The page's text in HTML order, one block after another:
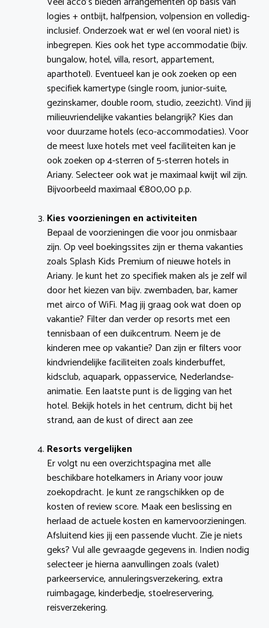
logies + ontbijt, halfpension, volpension en volledig-
inclusief. Onderzoek wat er wel (en vooral niet) is
inbegrepen. Kies ook het type accommodatie (bijv.
bungalow, hotel, villa, resort, appartement,
aparthotel). Eventueel kan je ook zoeken op een
specifiek kamertype (single room, junior-suite,
gezinskamer, double room, studio, zeezicht). Vind jij
milieuvriendelijke vakanties belangrijk? Kies dan
voor duurzame hotels (eco-accommodaties). Voor
de meest luxe hotels met veel faciliteiten kan je
ook zoeken op 4-sterren of 5-sterren hotels in
Ariany. Selecteer ook wat je maximaal kwijt wil zijn.
Bijvoorbeeld maximaal €800,00 p.p.
Kies voorzieningen en activiteiten
Bepaal de voorzieningen die voor jou onmisbaar
zijn. Op veel boekingssites zijn er thema vakanties
zoals Splash Kids Premium of nieuwe hotels in
Ariany. Je kunt het zo specifiek maken als je zelf wil
door het kiezen van bijv. zwembaden, bar, kamer
met airco of WiFi. Mag jij graag ook wat doen op
vakantie? Filter dan verder op resorts met een
tennisbaan of een duikcentrum. Neem je de
kinderen mee op vakantie? Dan zijn er filters voor
kindvriendelijke faciliteiten zoals kinderbuffet,
kidsclub, aquapark, oppasservice, Nederlandse-
animatie. Een laatste punt is de ligging van het
hotel. Bekijk hotels in het centrum, dicht bij het
strand, aan de kust of direct aan zee
Resorts vergelijken
Er volgt nu een overzichtspagina met alle
beschikbare hotelkamers in Ariany voor jouw
zoekopdracht. Je kunt ze rangschikken op de
kosten of review score. Maak een beslissing en
herlaad de actuele kosten en kamervoorzieningen.
Afsluitend kies jij een passende vlucht. Zie je niets
geks? Vul alle gevraagde gegevens in. Indien nodig
selecteer je hierna aanvullingen zoals (valet)
parkeerservice, annuleringsverzekering, extra
ruimbagage, kinderbedje, stoelreservering,
reisverzekering.